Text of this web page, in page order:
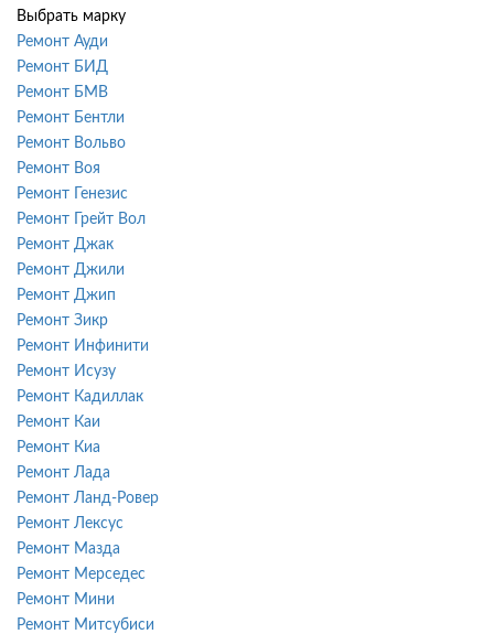
Выбрать марку
Ремонт Ауди
Ремонт БИД
Ремонт БМВ
Ремонт Бентли
Ремонт Вольво
Ремонт Воя
Ремонт Генезис
Ремонт Грейт Вол
Ремонт Джак
Ремонт Джили
Ремонт Джип
Ремонт Зикр
Ремонт Инфинити
Ремонт Исузу
Ремонт Кадиллак
Ремонт Каи
Ремонт Киа
Ремонт Лада
Ремонт Ланд-Ровер
Ремонт Лексус
Ремонт Мазда
Ремонт Мерседес
Ремонт Мини
Ремонт Митсубиси